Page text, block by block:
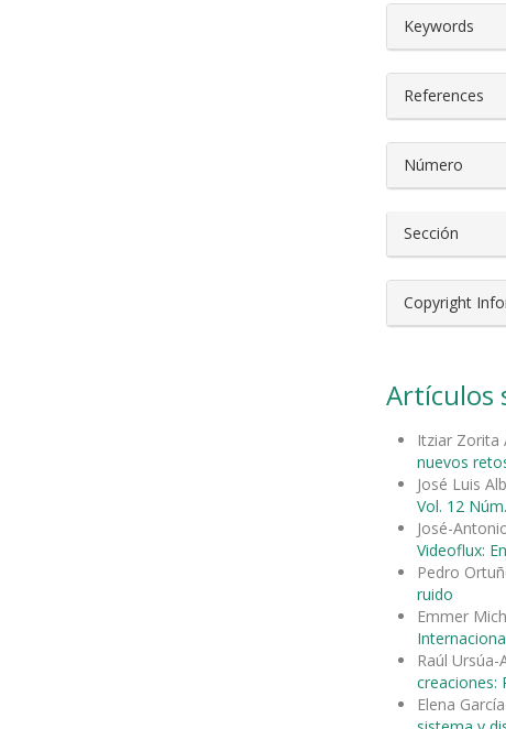
Keywords
References
Número
Sección
Copyright
Artículos
Itziar Zorita
nuevos
José Luis
Vol. 12
José-
Videoflux:
Pedro
ruido
Emmer
Raúl
creaciones:
Elena